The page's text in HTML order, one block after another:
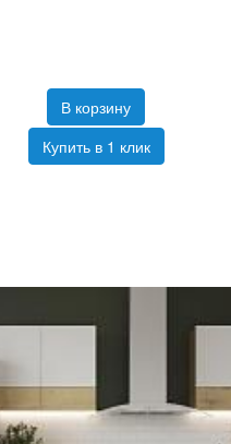
В корзину
Купить в 1 клик